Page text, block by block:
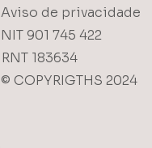
Aviso de privacidade
NIT 901 745 422
RNT 183634
© COPYRIGTHS 2024